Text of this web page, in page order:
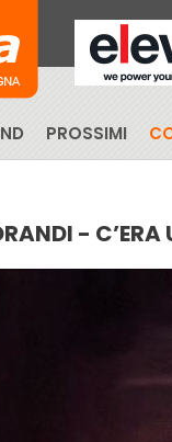
PROSSIMI
- C’ERA